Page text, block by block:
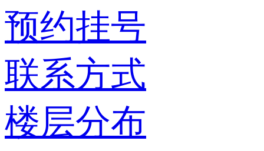
预约挂号
联系方式
楼层分布